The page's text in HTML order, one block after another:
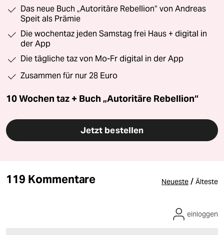
Das neue Buch „Autoritäre Rebellion“ von Andreas
Speit als Prämie
Die wochentaz jeden Samstag frei Haus + digital in
der App
Die tägliche taz von Mo-Fr digital in der App
Zusammen für nur 28 Euro
10 Wochen taz + Buch „Autoritäre Rebellion“
Jetzt bestellen
119 Kommentare Neueste / Älteste
einloggen